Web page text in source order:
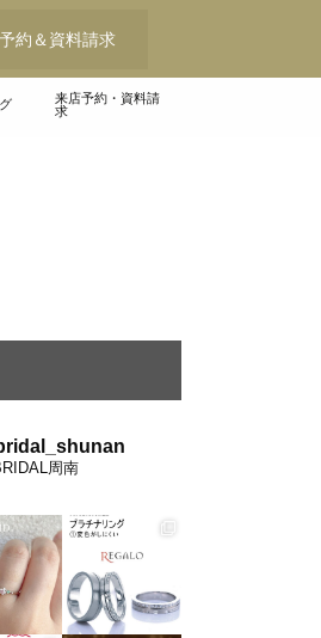
約＆資料請求
来店予約・資料請
求
周南